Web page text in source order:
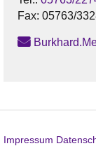
Fax: 05763/
Impressum